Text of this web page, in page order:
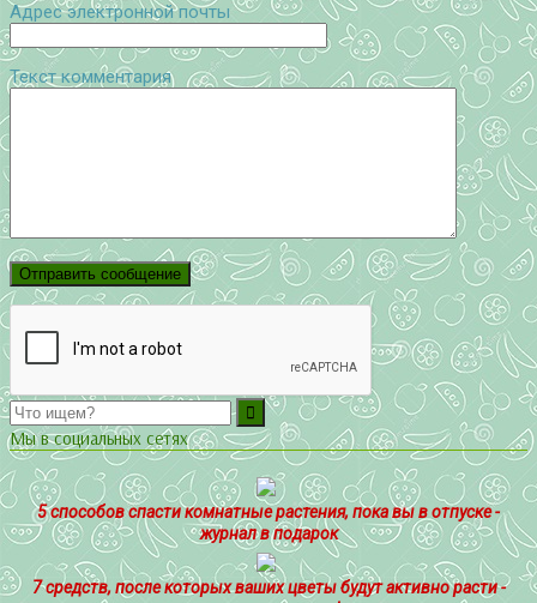
Адрес электронной почты
Текст комментария
Мы в социальных сетях
5 способов спасти комнатные растения, пока вы в отпуске -
журнал в подарок
7 средств, после которых ваших цветы будут активно расти -